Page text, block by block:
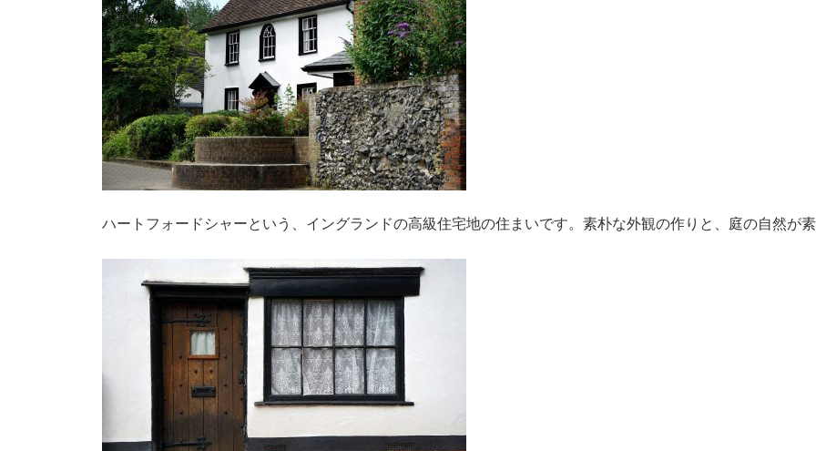
ハートフォードシャーという、イングランドの高級住宅地の住まいです。素朴な外観の作りと、庭の自然が素